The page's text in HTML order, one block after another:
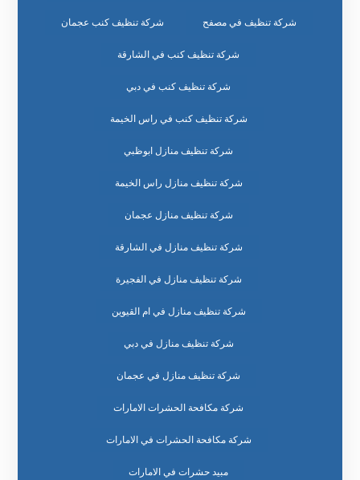
شركة تنظيف في مصفح شركة تنظيف كنب عجمان
شركة تنظيف كنب في الشارقة
شركة تنظيف كنب في دبي
شركة تنظيف كنب في راس الخيمة
شركة تنظيف منازل ابوظبي
شركة تنظيف منازل راس الخيمة
شركة تنظيف منازل عجمان
شركة تنظيف منازل في الشارقة
شركة تنظيف منازل في الفجيرة
شركة تنظيف منازل في ام القيوين
شركة تنظيف منازل في دبي
شركة تنظيف منازل في عجمان
شركة مكافحة الحشرات الامارات
شركة مكافحة الحشرات في الامارات
مبيد حشرات في الامارات